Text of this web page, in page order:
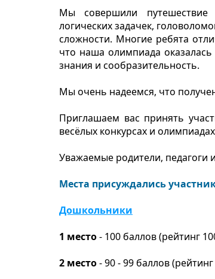
Мы совершили путешествие
логических задачек,
сложности. Многие ребята
что наша олимпиада
знания и сообразительность.
Мы очень надеемся, что
Приглашаем вас принять
весёлых конкурсах и
Уважаемые родители, педагоги
Места присуждались
Дошкольники
1 место- 100 баллов (рейтинг
2 место- 90 - 99 баллов (рейтинг